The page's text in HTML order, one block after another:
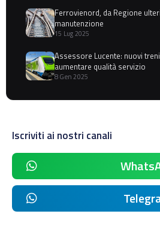
Ferrovienord, da Regione
manutenzione
15 Lug 2025
Assessore Lucente: nuovi
aumentare qualità servizio
8 Gen 2025
Iscriviti ai nostri canali